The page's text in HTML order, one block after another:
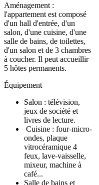
Aménagement :
l'appartement est composé
d'un hall d'entrée, d'un
salon, d'une cuisine, d'une
salle de bains, de toilettes,
d'un salon et de 3 chambres
à coucher. Il peut accueillir
5 hôtes permanents.
Équipement
Salon : télévision,
jeux de société et
livres de lecture.
Cuisine : four-micro-
ondes, plaque
vitrocéramique 4
feux, lave-vaisselle,
mixeur, machine à
café...
Salle de bains et